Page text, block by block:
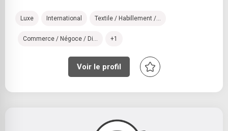
Luxe International Textile / Habillement /...
Commerce / Négoce / Di... +1
Voir le profil